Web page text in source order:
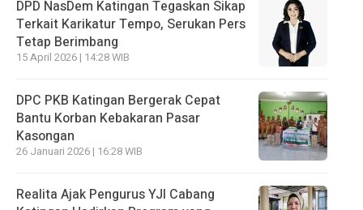
DPD NasDem Katingan Tegaskan Sikap
Terkait Karikatur Tempo, Serukan Pers
Tetap Berimbang
15 April 2026 | 14:28 WIB
DPC PKB Katingan Bergerak Cepat
Bantu Korban Kebakaran Pasar
Kasongan
26 Januari 2026 | 16:28 WIB
Realita Ajak Pengurus YJI Cabang